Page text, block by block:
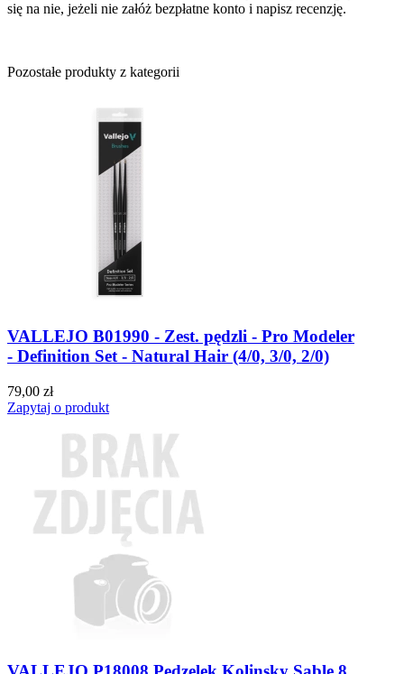
się na nie, jeżeli nie załóż bezpłatne konto i napisz recenzję.
Pozostałe produkty z kategorii
VALLEJO B01990 - Zest. pędzli - Pro Modeler
- Definition Set - Natural Hair (4/0, 3/0, 2/0)
79,00 zł
Zapytaj o produkt